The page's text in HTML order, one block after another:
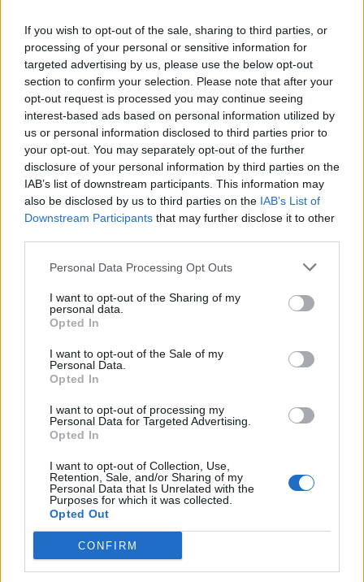
If you wish to opt-out of the sale, sharing to third parties, or
processing of your personal or sensitive information for
targeted advertising by us, please use the below opt-out
section to confirm your selection. Please note that after your
opt-out request is processed you may continue seeing
interest-based ads based on personal information utilized by
us or personal information disclosed to third parties prior to
your opt-out. You may separately opt-out of the further
disclosure of your personal information by third parties on the
IAB’s list of downstream participants. This information may
also be disclosed by us to third parties on the IAB’s List of
Downstream Participants that may further disclose it to other
Personal Data Processing Opt Outs
I want to opt-out of the Sharing of my
personal data.
Opted In
I want to opt-out of the Sale of my
Personal Data.
Opted In
I want to opt-out of processing my
Personal Data for Targeted Advertising.
Opted In
I want to opt-out of Collection, Use,
Retention, Sale, and/or Sharing of my
Personal Data that Is Unrelated with the
Purposes for which it was collected.
Opted Out
CONFIRM
Přihlásit se a odpovědět
Smazaný|Předmět: RE: Mno... 08.06.24 11:26:21
Reakce na příspěvek#8
Osobně sem volil Turka kvůli té mediální masáži co proti
němu vedli ostatní.
Přihlásit se a odpovědět
Smazaný|Předmět: RE: Mno... 08.06.24 11:24:33
Jenže podle čeho se tedy má člověk rozhodnout?
Přihlásit se a odpovědět
Smazaný Předmět: Mno...
#8